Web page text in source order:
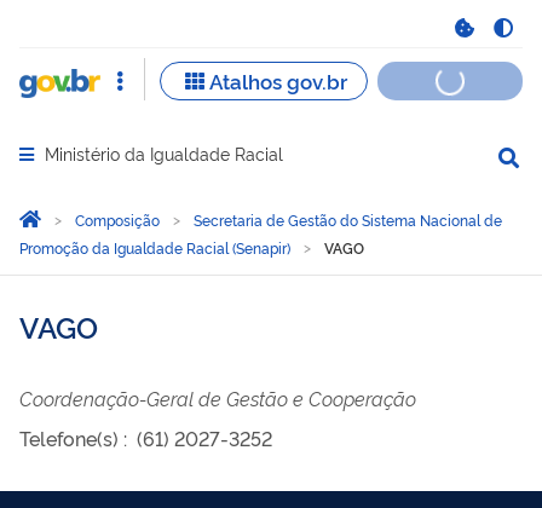
Abrir menu principal de navegação
Ministério da Igualdade Racial
Você está aqui:
Página Inicial
Composição
Secretaria de Gestão do Sistema Nacional de
Promoção da Igualdade Racial (Senapir)
VAGO
VAGO
Coordenação-Geral de Gestão e Cooperação
Telefone(s) : (61) 2027-3252